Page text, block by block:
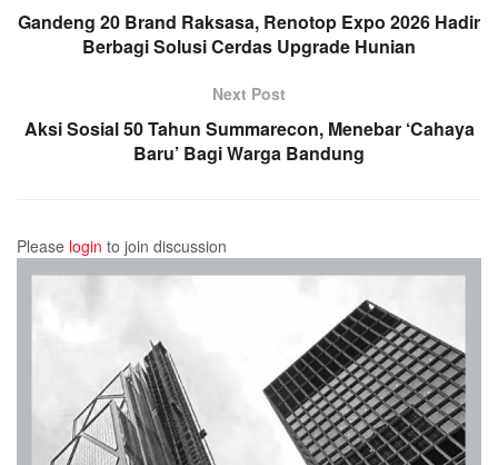
Gandeng 20 Brand Raksasa, Renotop Expo 2026 Hadir
Berbagi Solusi Cerdas Upgrade Hunian
Next Post
Aksi Sosial 50 Tahun Summarecon, Menebar ‘Cahaya
Baru’ Bagi Warga Bandung
Please login to join discussion